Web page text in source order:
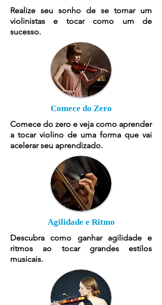
Realize seu sonho de se tornar um
violinistas e tocar como um de
sucesso.
Comece do Zero
Comece do zero e veja como aprender
a tocar violino de uma forma que vai
acelerar seu aprendizado.
Agilidade e Ritmo
Descubra como ganhar agilidade e
ritmos ao tocar grandes estilos
musicais.